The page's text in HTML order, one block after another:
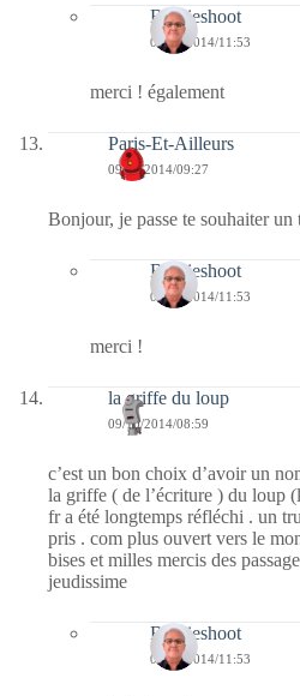
Bernieshoot
09/10/2014/11:53
merci ! également
Paris-Et-Ailleurs
09/10/2014/09:27
Bonjour, je passe te souhaiter un
Bernieshoot
09/10/2014/11:53
merci !
la griffe du loup
09/10/2014/08:59
c’est un bon choix d’avoir un
la griffe ( de l’écriture ) du loup
fr a été longtemps réfléchi . un
pris . com plus ouvert vers le
bises et milles mercis des
jeudissime
Bernieshoot
09/10/2014/11:53